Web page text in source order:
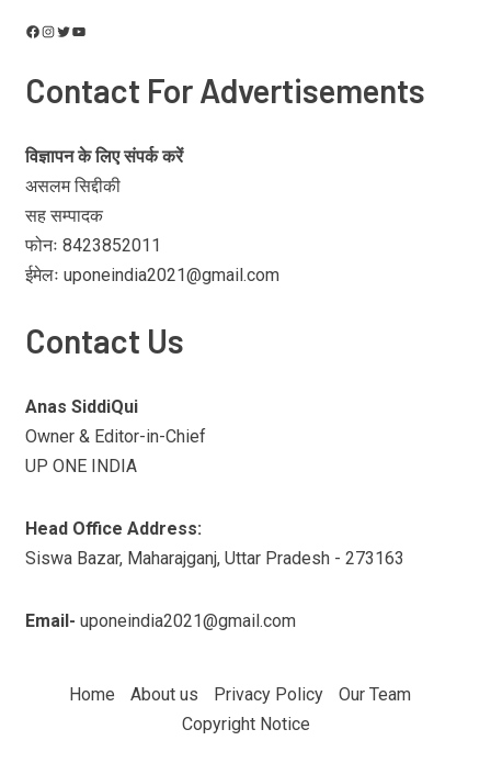
Contact For Advertisements
विज्ञापन के लिए संपर्क करें
असलम सिद्दीकी
सह सम्पादक
फोनः 8423852011
ईमेलः uponeindia2021@gmail.com
Contact Us
Anas SiddiQui
Owner & Editor-in-Chief
UP ONE INDIA
Head Office Address:
Siswa Bazar, Maharajganj, Uttar Pradesh - 273163
Email- uponeindia2021@gmail.com
Home About us Privacy Policy
Our Team
Copyright Notice